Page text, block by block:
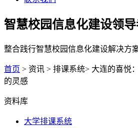
智慧校园信息化建设领
整合践行智慧校园信息化建设解决方
首页 > 资讯 > 排课系统> 大连的喜悦
的灵感
资料库
大学排课系统